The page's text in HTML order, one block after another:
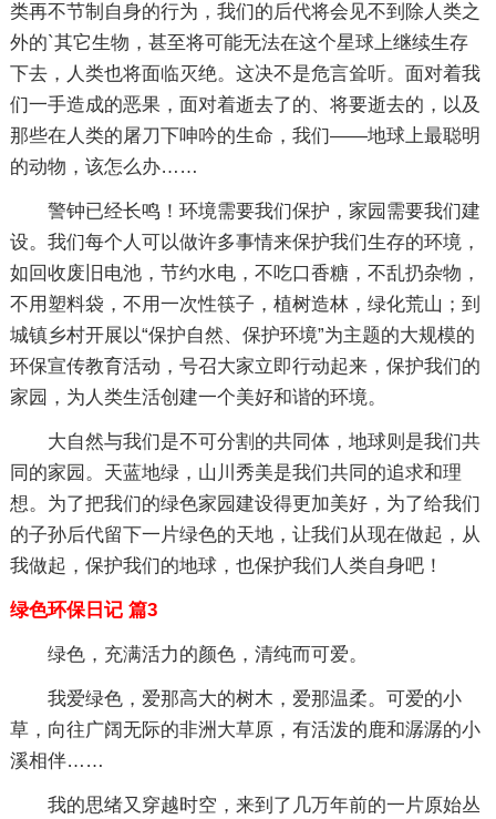
类再不节制自身的行为，我们的后代将会见不到除人类之
外的`其它生物，甚至将可能无法在这个星球上继续生存
下去，人类也将面临灭绝。这决不是危言耸听。面对着我
们一手造成的恶果，面对着逝去了的、将要逝去的，以及
那些在人类的屠刀下呻吟的生命，我们——地球上最聪明
的动物，该怎么办……
警钟已经长鸣！环境需要我们保护，家园需要我们建
设。我们每个人可以做许多事情来保护我们生存的环境，
如回收废旧电池，节约水电，不吃口香糖，不乱扔杂物，
不用塑料袋，不用一次性筷子，植树造林，绿化荒山；到
城镇乡村开展以“保护自然、保护环境”为主题的大规模的
环保宣传教育活动，号召大家立即行动起来，保护我们的
家园，为人类生活创建一个美好和谐的环境。
大自然与我们是不可分割的共同体，地球则是我们共
同的家园。天蓝地绿，山川秀美是我们共同的追求和理
想。为了把我们的绿色家园建设得更加美好，为了给我们
的子孙后代留下一片绿色的天地，让我们从现在做起，从
我做起，保护我们的地球，也保护我们人类自身吧！
绿色环保日记 篇3
绿色，充满活力的颜色，清纯而可爱。
我爱绿色，爱那高大的树木，爱那温柔。可爱的小
草，向往广阔无际的非洲大草原，有活泼的鹿和潺潺的小
溪相伴……
我的思绪又穿越时空，来到了几万年前的一片原始丛